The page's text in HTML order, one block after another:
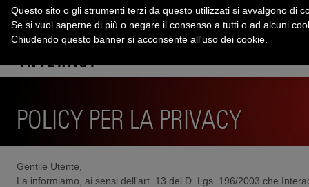
POLICY PER LA PRIVACY
Gentile Utente,
La informiamo, ai sensi dell'art. 13 del D. Lgs. 196/2003 che
Questo sito o gli strumenti terzi da questo utilizzati si avvalgono di
Se si vuol saperne di più o negare il consenso a tutti o ad alcuni
Chiudendo questo banner si acconsente all'uso dei cookie.